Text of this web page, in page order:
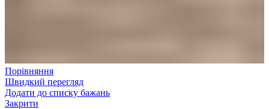
Порівняння
Швидкий перегляд
Додати до списку бажань
Закрити